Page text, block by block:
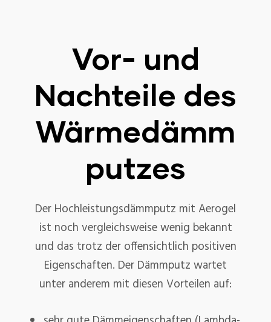
Vor- und
Nachteile des
Wärmedämm
putzes
Der Hochleistungsdämmputz mit Aerogel
ist noch vergleichsweise wenig bekannt
und das trotz der offensichtlich positiven
Eigenschaften. Der Dämmputz wartet
unter anderem mit diesen Vorteilen auf: